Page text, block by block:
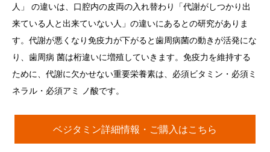
人」 の違いは、口腔内の皮両の入れ替わり「代謝がしつかり出
来ている人と出来ていない人」の違いにあるとの研究がありま
す。代謝が悪くなり免疫力が下がると歯周病菌の動きが活発にな
り、歯周病 菌は桁違いに増殖していきます。免疫力を維持する
ために、代謝に欠かせない重要栄養素は、必須ビタミン・必須ミ
ネラル・必須アミ ノ酸です。
ベジタミン詳細情報・ご購入はこちら